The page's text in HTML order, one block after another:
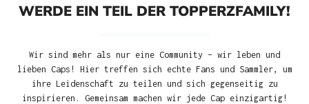
WERDE EIN TEIL DER TOPPERZFAMILY!
Wir sind mehr als nur eine Community – wir leben und
lieben Caps! Hier treffen sich echte Fans und Sammler, um
ihre Leidenschaft zu teilen und sich gegenseitig zu
inspirieren. Gemeinsam machen wir jede Cap einzigartig!